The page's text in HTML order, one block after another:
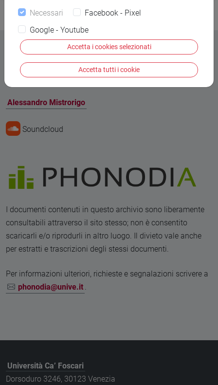
Contatti
Alessandro Mistrorigo
Soundcloud
I documenti contenuti in questo archivio sono liberamente
consultabili attraverso il sito stesso; non è consentito
scaricarli e/o riprodurli in altro luogo. Il divieto vale anche
per estratti e trascrizioni degli stessi documenti.
Per informazioni ulteriori, richieste e segnalazioni scrivere a
phonodia@unive.it .
Università Ca’ Foscari
Dorsoduro 3246, 30123 Venezia
Necessari
Facebook - Pixel
Google - Youtube
Accetta i cookies selezionati
Accetta tutti i cookie